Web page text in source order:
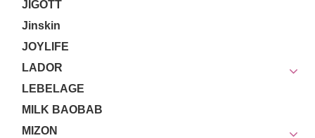
JIGOTT
Jinskin
JOYLIFE
LADOR
LEBELAGE
MILK BAOBAB
MIZON